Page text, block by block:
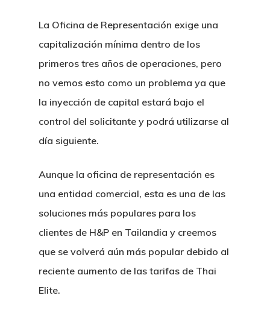
La Oficina de Representación exige una
capitalización mínima dentro de los
primeros tres años de operaciones, pero
no vemos esto como un problema ya que
la inyección de capital estará bajo el
control del solicitante y podrá utilizarse al
día siguiente.
Aunque la oficina de representación es
una entidad comercial, esta es una de las
soluciones más populares para los
clientes de H&P en Tailandia y creemos
que se volverá aún más popular debido al
reciente aumento de las tarifas de Thai
Elite.